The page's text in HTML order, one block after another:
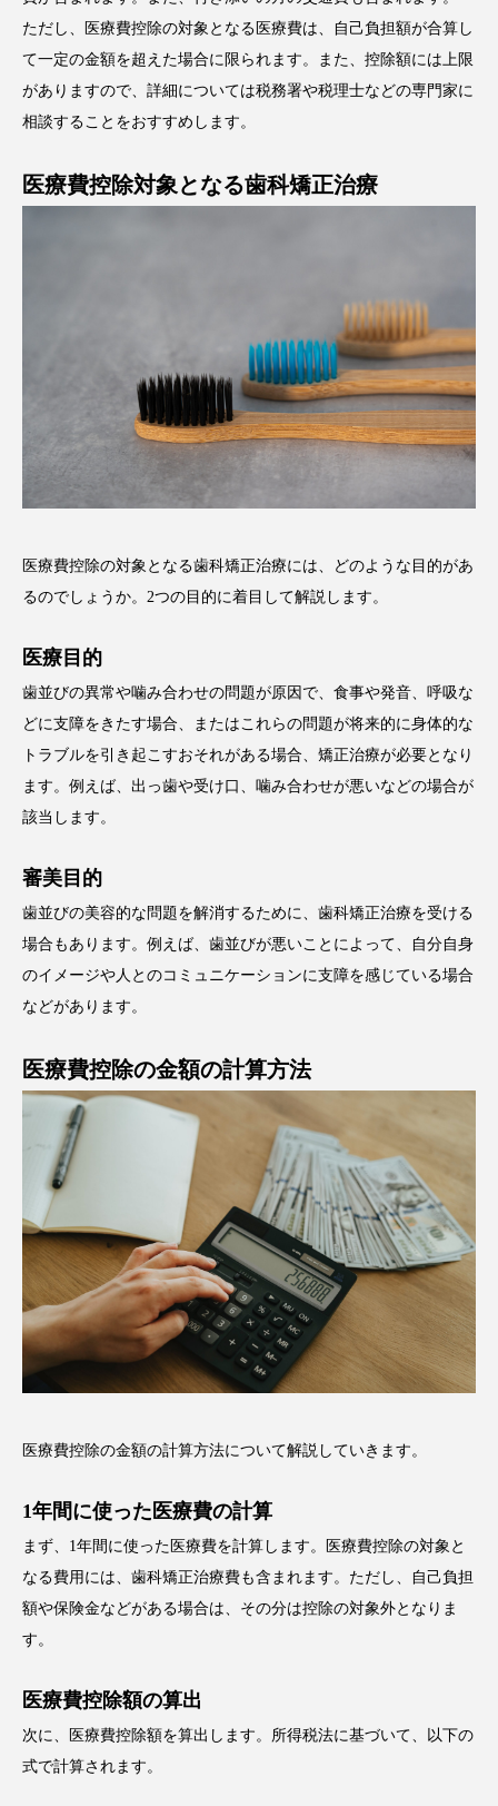
ただし、医療費控除の対象となる医療費は、自己負担額が合算し
て一定の金額を超えた場合に限られます。また、控除額には上限
がありますので、詳細については税務署や税理士などの専門家に
相談することをおすすめします。
医療費控除対象となる歯科矯正治療
医療費控除の対象となる歯科矯正治療には、どのような目的があ
るのでしょうか。2つの目的に着目して解説します。
医療目的
歯並びの異常や噛み合わせの問題が原因で、食事や発音、呼吸な
どに支障をきたす場合、またはこれらの問題が将来的に身体的な
トラブルを引き起こすおそれがある場合、矯正治療が必要となり
ます。例えば、出っ歯や受け口、噛み合わせが悪いなどの場合が
該当します。
審美目的
歯並びの美容的な問題を解消するために、歯科矯正治療を受ける
場合もあります。例えば、歯並びが悪いことによって、自分自身
のイメージや人とのコミュニケーションに支障を感じている場合
などがあります。
医療費控除の金額の計算方法
医療費控除の金額の計算方法について解説していきます。
1年間に使った医療費の計算
まず、1年間に使った医療費を計算します。医療費控除の対象と
なる費用には、歯科矯正治療費も含まれます。ただし、自己負担
額や保険金などがある場合は、その分は控除の対象外となりま
す。
医療費控除額の算出
次に、医療費控除額を算出します。所得税法に基づいて、以下の
式で計算されます。